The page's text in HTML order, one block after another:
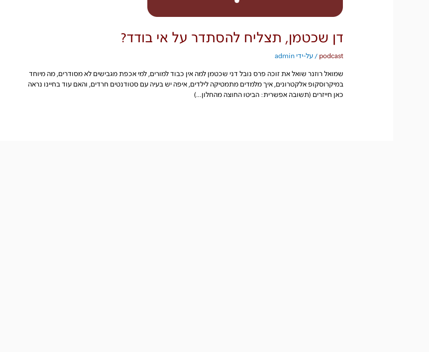
דן שכטמן, תצליח להסתדר על אי בודד?
podcast / על-ידי admin
שמואל רוזנר שואל את זוכה פרס נובל דני שכטמן למה אין כבוד למורים, למי אכפת מגבישים לא מסודרים, מה מיוחד
במיקרוסקופ אלקטרונים, איך מלמדים מתמטיקה לילדים, איפה יש בעיה עם סטודנטים חרדים, והאם עוד בחיינו נראה
כאן חייזרים (תשובה אפשרית: הביטו החוצה מהחלון…)